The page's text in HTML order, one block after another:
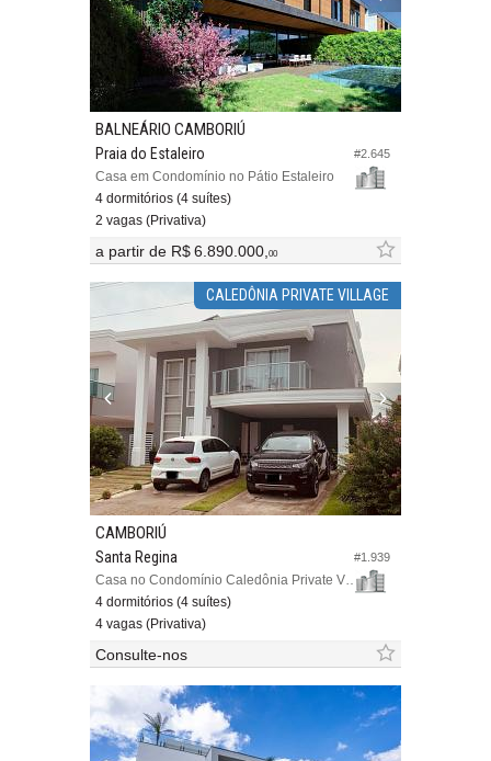
#2.645
BALNEÁRIO CAMBORIÚ
Praia do Estaleiro
Casa em Condomínio no Pátio Estaleiro
4 dormitórios (4 suítes)
2 vagas (Privativa)
a partir de R$ 6.890.000,00
CALEDÔNIA PRIVATE VILLAGE
#1.939
CAMBORIÚ
Santa Regina
Casa no Condomínio Caledônia Private Village
4 dormitórios (4 suítes)
4 vagas (Privativa)
Consulte-nos